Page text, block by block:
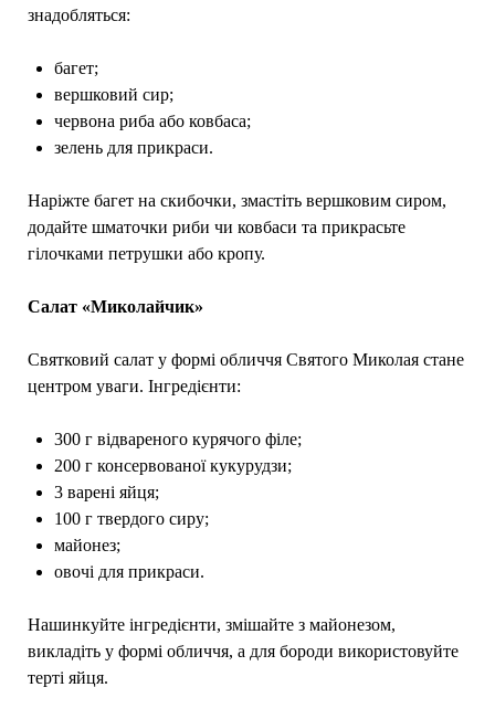
знадобляться:
багет;
вершковий сир;
червона риба або ковбаса;
зелень для прикраси.
Наріжте багет на скибочки, змастіть вершковим сиром,
додайте шматочки риби чи ковбаси та прикрасьте
гілочками петрушки або кропу.
Салат «Миколайчик»
Святковий салат у формі обличчя Святого Миколая стане
центром уваги. Інгредієнти:
300 г відвареного курячого філе;
200 г консервованої кукурудзи;
3 варені яйця;
100 г твердого сиру;
майонез;
овочі для прикраси.
Нашинкуйте інгредієнти, змішайте з майонезом,
викладіть у формі обличчя, а для бороди використовуйте
терті яйця.